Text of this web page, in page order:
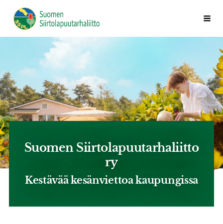
Siirry
sivun
Suomen Siirtolapuutarhaliitto ry
Suomen Siirtolapuutarhaliitto
ry
Kestävää kesänviettoa kaupungissa